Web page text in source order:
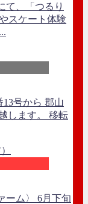
て、「つるり
スケート体験
号から 郡山
します。 移転
ーム〉 6月下旬